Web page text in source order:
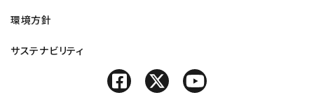
環境方針
サステナビリティ